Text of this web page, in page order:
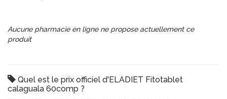
Aucune pharmacie en ligne ne propose actuellement ce
produit
Quel est le prix officiel d'ELADIET Fitotablet
calaguala 60comp ?